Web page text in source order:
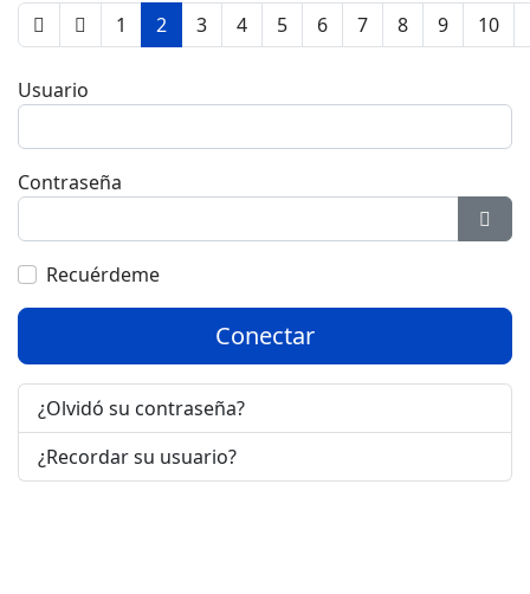
1 2 3 4 5 6 7 8 9 10
Usuario
Contraseña
Recuérdeme
Conectar
¿Olvidó su contraseña?
¿Recordar su usuario?